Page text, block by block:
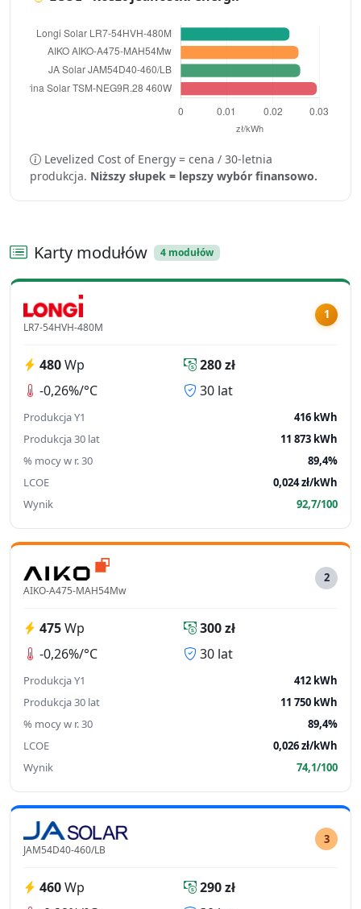
Levelized Cost of Energy = cena / 30-letnia
produkcja. Niższy słupek = lepszy wybór finansowo.
Karty modułów 4 modułów
LR7-54HVH-480M
1
480Wp
280 zł
-0,26%/°C
30 lat
Produkcja Y1
416 kWh
Produkcja 30 lat
11 873 kWh
% mocy w r. 30
89,4%
LCOE
0,024 zł/kWh
Wynik
92,7/100
AIKO-A475-MAH54Mw
2
475Wp
300 zł
-0,26%/°C
30 lat
Produkcja Y1
412 kWh
Produkcja 30 lat
11 750 kWh
% mocy w r. 30
89,4%
LCOE
0,026 zł/kWh
Wynik
74,1/100
JAM54D40-460/LB
3
460Wp
290 zł